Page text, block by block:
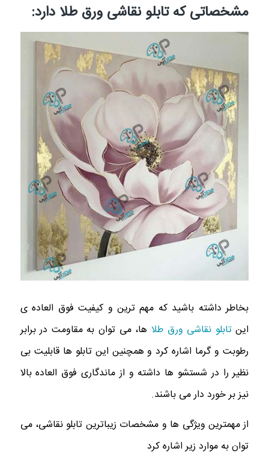
مشخصاتی که تابلو نقاشی ورق طلا دارد:
بخاطر داشته باشید که مهم ترین و کیفیت فوق العاده ی
اینتابلو نقاشی ورق طلا ها، می توان به مقاومت در برابر
رطوبت و گرما اشاره کرد و همچنین این تابلو ها قابلیت بی
نظیر را در شستشو ها داشته و از ماندگاری فوق العاده بالا
نیز بر خورد دار می باشند.
از مهمترین ویژگی ها و مشخصات زیباترین تابلو نقاشی، می
توان به موارد زیر اشاره کرد